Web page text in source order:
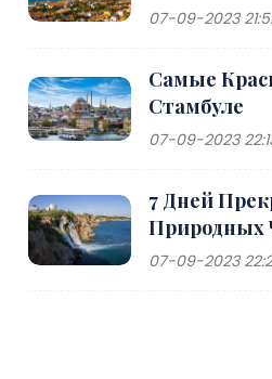
07-09-2023
Самые
Стамбуле
07-09-2023
7 Дней
Природных
07-09-2023